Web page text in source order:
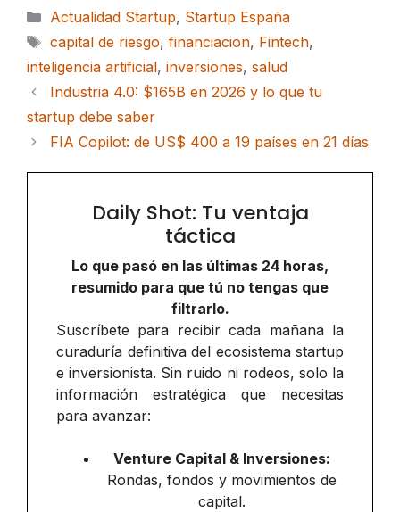
Categorías
Actualidad Startup, Startup España
Etiquetas
capital de riesgo, financiacion, Fintech,
inteligencia artificial, inversiones, salud
Industria 4.0: $165B en 2026 y lo que tu
startup debe saber
FIA Copilot: de US$ 400 a 19 países en 21 días
Daily Shot: Tu ventaja
táctica
Lo que pasó en las últimas 24 horas,
resumido para que tú no tengas que
filtrarlo.
Suscríbete para recibir cada mañana la
curaduría definitiva del ecosistema startup
e inversionista. Sin ruido ni rodeos, solo la
información estratégica que necesitas
para avanzar:
Venture Capital & Inversiones:
Rondas, fondos y movimientos de
capital.